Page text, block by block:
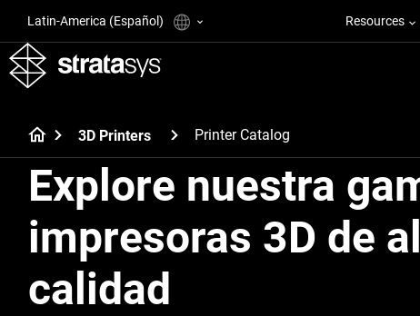
Latin-America (Español) Resources
3D Printers Printer Catalog
Explore nuestra
impresoras 3D de
calidad